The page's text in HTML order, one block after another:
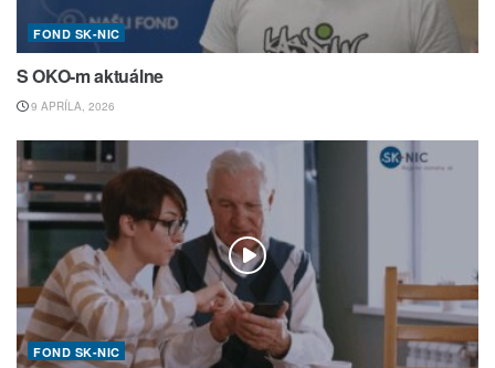
FOND SK-NIC
S OKO-m aktuálne
9 APRÍLA, 2026
FOND SK-NIC